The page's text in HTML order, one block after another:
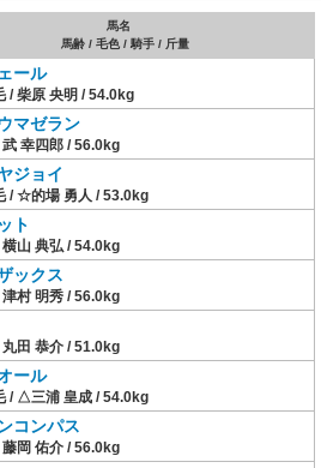
馬名
馬齢 / 毛色 / 騎手 / 斤量
ール
/ 柴原 央明 / 54.0kg
マゼラン
幸四郎 / 56.0kg
ジョイ
/ ☆的場 勇人 / 53.0kg
ト
山 典弘 / 54.0kg
ックス
村 明秀 / 56.0kg
田 恭介 / 51.0kg
ール
/ △三浦 皇成 / 54.0kg
コンパス
岡 佑介 / 56.0kg